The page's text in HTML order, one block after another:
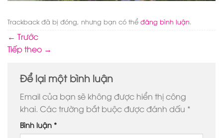
Trackback đã bị đóng, nhưng bạn có thể đăng bình luận
← Trước
Tiếp theo →
Để lại một bình luận
Email của bạn sẽ không được hiển thị công
khai. Các trường bắt buộc được đánh dấu *
Bình luận *